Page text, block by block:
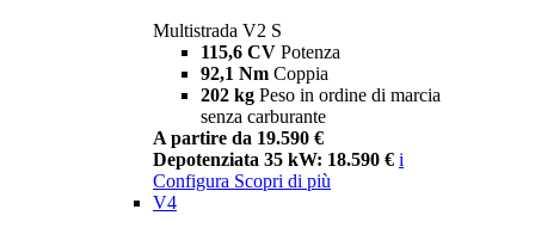
Multistrada V2 S
115,6 CV Potenza
92,1 Nm Coppia
202 kg Peso in ordine di marcia
senza carburante
A partire da 19.590 €
Depotenziata 35 kW: 18.590 € i
Configura Scopri di più
V4